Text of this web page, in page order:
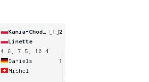
[1]2
Linette
4-6, 7-5, 10-4
Daniels
1
Michel